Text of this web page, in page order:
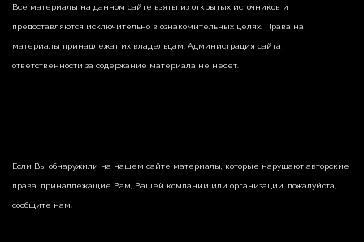
Все материалы на данном сайте взяты из открытых источников и
предоставляются исключительно в ознакомительных целях. Права на
материалы принадлежат их владельцам. Администрация сайта
ответственности за содержание материала не несет.
Если Вы обнаружили на нашем сайте материалы, которые нарушают авторские
права, принадлежащие Вам, Вашей компании или организации, пожалуйста,
сообщите нам.